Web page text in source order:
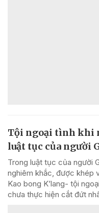
Tội ngoại tình khi
luật tục của người
Trong luật tục của người
nghiêm khắc, được khép
Kao bong K’lang- tội
chưa thực hiện cắt đứt